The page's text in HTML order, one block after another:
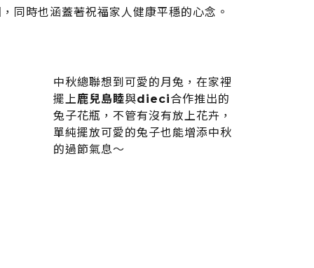
同時也涵蓋著祝福家人健康平穩的心念。
中秋總聯想到可愛的月兔，在家裡
擺上鹿兒島睦與dieci合作推出的
兔子花瓶，不管有沒有放上花卉，
單純擺放可愛的兔子也能增添中秋
的過節氣息～